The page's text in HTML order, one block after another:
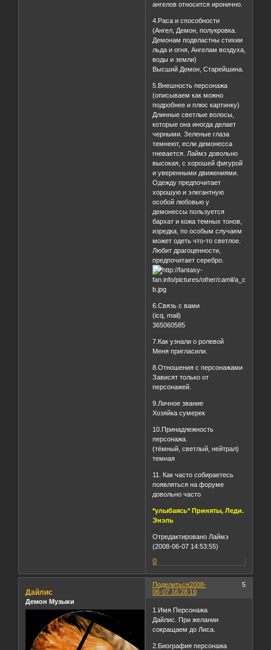
ангелов относится иронично.
4.Раса и способности
(Ангел, Демон, полукровка.
Демонам подвластны стихии
льда и огня, Ангелам воздуха,
воды и земли)
Высший Демон, Старейшина.
5.Внешность персонажа
(описываем как можно
подробнее и плюс картинку)
Длинные светлые волосы,
которые она иногда делает
черными. Зеленые глаза
темнеют, если демонесса
гневается. Лаймэ довольно
высокая, с хорошей фигурой
и уверенными движениями.
Одежду предпочитает
хорошую и элегантную
особой любовью у
демонессы пользуется
бархат и кожа темных тонов,
изредка, по особым случаем
может одеть что-то светлое.
Любит драгоценности,
предпочитает серебро.
6.Связь с вами
(icq, mail)
365060585
7.Как узнали о ролевой
Меня пригласили.
8.Отношения с персонажами
Зависят только от
персонажей.
9.Личное звание
Хозяйка сумерек
10.Принадлежность
персонажа.
(тёмный, светлый, нейтрал)
темная
11. Как часто собираетесь
появляться на форуме
довольно часто
*улыбаясь* Приняты, Леди.
Энэль
Отредактировано Лаймэ
(2008-06-07 14:53:55)
0
Поделиться 5
2008-
06-07 16:28:19
Дайлис
Демон Музыки
1.Имя Персонажа
Дайлис. При желании
сокращаем до Лиса.
2.Биография персонажа